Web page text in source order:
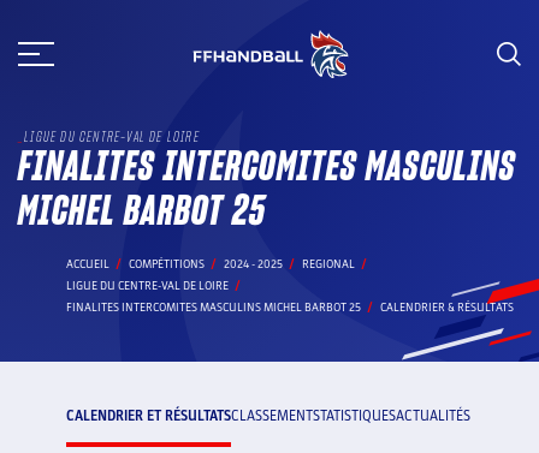
au
LIGUE DU CENTRE-VAL DE LOIRE
FINALITES INTERCOMITES MASCULINS
MICHEL BARBOT 25
ACCUEIL COMPÉTITIONS 2024 - 2025
REGIONAL
LIGUE DU CENTRE-VAL DE LOIRE
FINALITES INTERCOMITES MASCULINS MICHEL BARBOT 25
CALENDRIER & RÉSULTATS
CALENDRIER ET RÉSULTATSCLASSEMENTSTATISTIQUESACTUALITÉS